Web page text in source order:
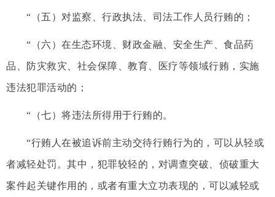
“（五）对监察、行政执法、司法工作人员行贿的；
“（六）在生态环境、财政金融、安全生产、食品药
品、防灾救灾、社会保障、教育、医疗等领域行贿，实施
违法犯罪活动的；
“（七）将违法所得用于行贿的。
“行贿人在被追诉前主动交待行贿行为的，可以从轻或
者减轻处罚。其中，犯罪较轻的，对调查突破、侦破重大
案件起关键作用的，或者有重大立功表现的，可以减轻或